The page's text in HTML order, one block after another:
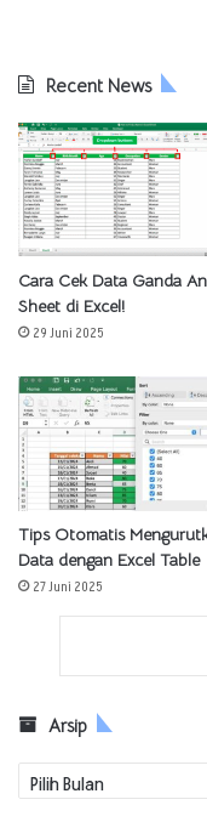
Recent News
Cara Cek Data Ganda
Sheet di Excel!
29 Juni 2025
Tips Otomatis
Data dengan Excel Table
27 Juni 2025
Arsip